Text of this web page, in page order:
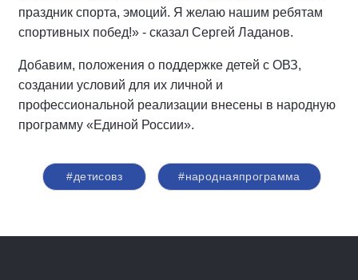
праздник спорта, эмоций. Я желаю нашим ребятам
спортивных побед!» - сказал Сергей Ладанов.
Добавим, положения о поддержке детей с ОВЗ,
создании условий для их личной и
профессиональной реализации внесены в народную
программу «Единой России».
#детисовз #народнаяпрограмма